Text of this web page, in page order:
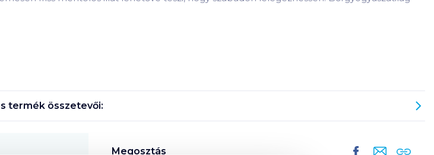
termék összetevői:
Megosztás